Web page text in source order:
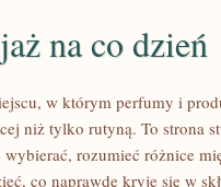
na co dzień
w którym perfumy i
niż tylko rutyną. To strona
wybierać, rozumieć różnice
co naprawdę kryje się w